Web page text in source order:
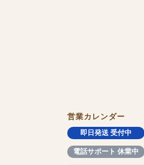
営業カレンダー
即日発送 受付中
電話サポート 休業中